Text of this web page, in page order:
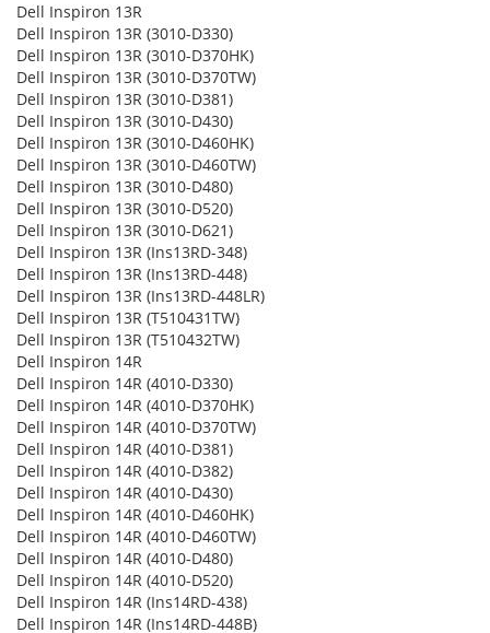
Dell Inspiron 13R
Dell Inspiron 13R (3010-D330)
Dell Inspiron 13R (3010-D370HK)
Dell Inspiron 13R (3010-D370TW)
Dell Inspiron 13R (3010-D381)
Dell Inspiron 13R (3010-D430)
Dell Inspiron 13R (3010-D460HK)
Dell Inspiron 13R (3010-D460TW)
Dell Inspiron 13R (3010-D480)
Dell Inspiron 13R (3010-D520)
Dell Inspiron 13R (3010-D621)
Dell Inspiron 13R (Ins13RD-348)
Dell Inspiron 13R (Ins13RD-448)
Dell Inspiron 13R (Ins13RD-448LR)
Dell Inspiron 13R (T510431TW)
Dell Inspiron 13R (T510432TW)
Dell Inspiron 14R
Dell Inspiron 14R (4010-D330)
Dell Inspiron 14R (4010-D370HK)
Dell Inspiron 14R (4010-D370TW)
Dell Inspiron 14R (4010-D381)
Dell Inspiron 14R (4010-D382)
Dell Inspiron 14R (4010-D430)
Dell Inspiron 14R (4010-D460HK)
Dell Inspiron 14R (4010-D460TW)
Dell Inspiron 14R (4010-D480)
Dell Inspiron 14R (4010-D520)
Dell Inspiron 14R (Ins14RD-438)
Dell Inspiron 14R (Ins14RD-448B)